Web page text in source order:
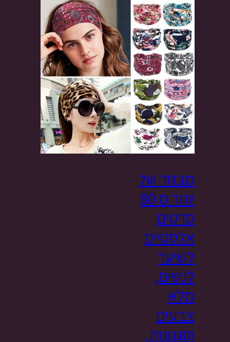
מבחר של
יותר מ 80
סרטים
אלסטיים
לשיער
לנשים,
מלא
צבעים
וסגנונות,